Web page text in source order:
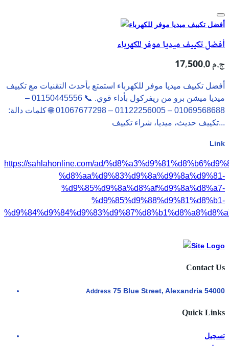
أفضل تكييف ميديا موفر للكهرباء
17,500.0 ج.م
أفضل تكييف ميديا موفر للكهرباء استمتع بأحدث التقنيات مع تكييف
ميديا ميشن برو من ريفركول بأداء قوي. 📞 01150445556 –
01069568688 – 01122256005 – 01067677298 🌐 كلمات دالة:
تكييف حديث، ميديا، شراء تكييف...
Link
https://sahlahonline.com/ad/
%d8%aa%d9%83%d9%8a%d9%8a%d9%81-
%d9%85%d9%8a%d8%af%d9%8a%d8%a7-
%d9%85%d9%88%d9%81%d8%b1-
Contact Us
Address 75 Blue Street, Alexandria 54000
Quick Links
تسجيل